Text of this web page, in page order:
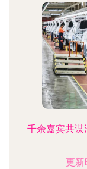
千余嘉宾共
更新